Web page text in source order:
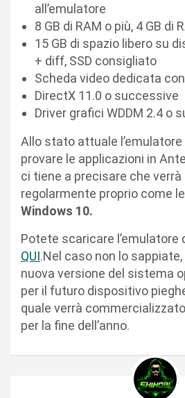
all’emulatore
8 GB di RAM o più, 4 GB di
15 GB di spazio libero su
+ diff, SSD consigliato
Scheda video dedicata
DirectX 11.0 o successive
Driver grafici WDDM 2.4 o
Allo stato attuale
provare le applicazioni in
ci tiene a precisare che
regolarmente proprio come le
Windows 10.
Potete scaricare
QUI.Nel caso non lo
nuova versione del sistema
per il futuro dispositivo
quale verrà
per la fine dell’anno.